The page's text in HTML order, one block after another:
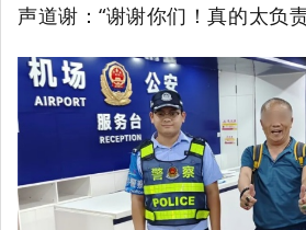
声道谢：“谢谢你们！真的太负